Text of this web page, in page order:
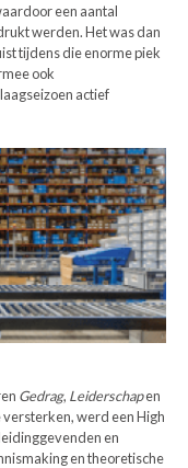
een aantal
werden. Het was dan
tijdens die enorme piek
ook
actief
Gedrag, Leiderschapen
werd een High
en
en theoretische